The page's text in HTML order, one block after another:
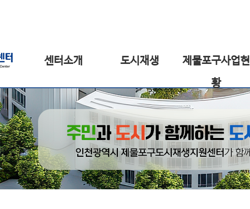
센터소개 도시재생
제물포구사업현
황